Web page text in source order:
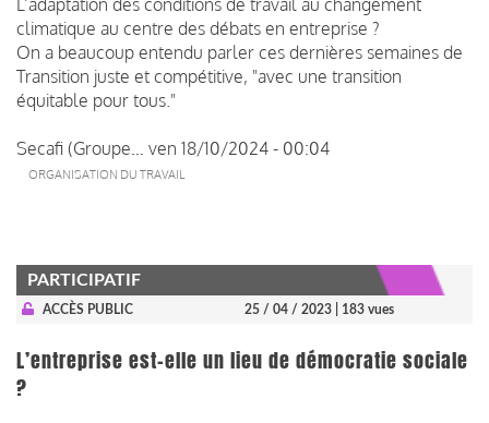
climatique au centre des débats en entreprise ?
On a beaucoup entendu parler ces dernières semaines de
Transition juste et compétitive, "avec une transition
équitable pour tous."
Secafi (Groupe… ven 18/10/2024 - 00:04
ORGANISATION DU TRAVAIL
PARTICIPATIF
ACCÈS PUBLIC 25 / 04 / 2023 | 183 vues
L’entreprise est-elle un lieu de démocratie sociale
?